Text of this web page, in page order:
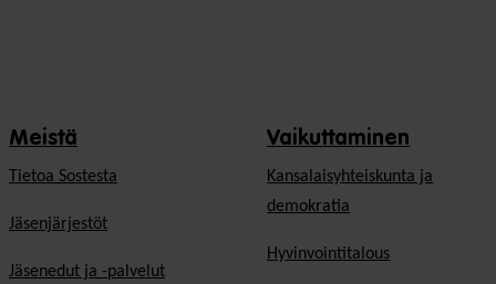
Meistä
Tietoa Sostesta
Jäsenjärjestöt
Jäsenedut ja -palvelut
Vaikuttaminen
Kansalaisyhteiskunta ja
demokratia
Hyvinvointitalous